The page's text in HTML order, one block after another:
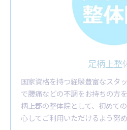
足柄上整
国家資格を持つ経験豊富なスタ
で腰痛などの不調をお持ちの方
柄上郡の整体院として、初めて
心してご利用いただけるよう努め